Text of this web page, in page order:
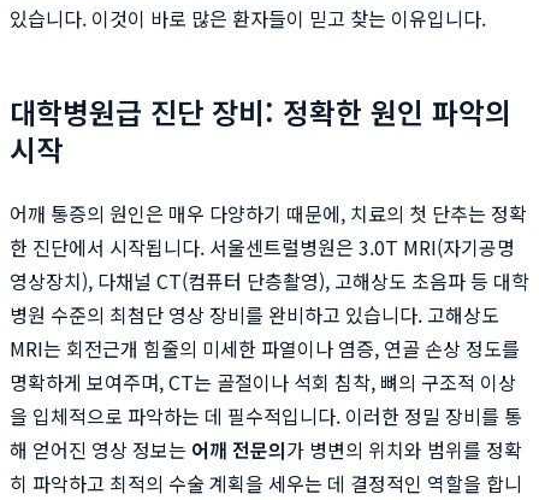
있습니다. 이것이 바로 많은 환자들이 믿고 찾는 이유입니다.
대학병원급 진단 장비: 정확한 원인 파악의
시작
어깨 통증의 원인은 매우 다양하기 때문에, 치료의 첫 단추는 정확
한 진단에서 시작됩니다. 서울센트럴병원은 3.0T MRI(자기공명
영상장치), 다채널 CT(컴퓨터 단층촬영), 고해상도 초음파 등 대학
병원 수준의 최첨단 영상 장비를 완비하고 있습니다. 고해상도
MRI는 회전근개 힘줄의 미세한 파열이나 염증, 연골 손상 정도를
명확하게 보여주며, CT는 골절이나 석회 침착, 뼈의 구조적 이상
을 입체적으로 파악하는 데 필수적입니다. 이러한 정밀 장비를 통
해 얻어진 영상 정보는 어깨 전문의가 병변의 위치와 범위를 정확
히 파악하고 최적의 수술 계획을 세우는 데 결정적인 역할을 합니